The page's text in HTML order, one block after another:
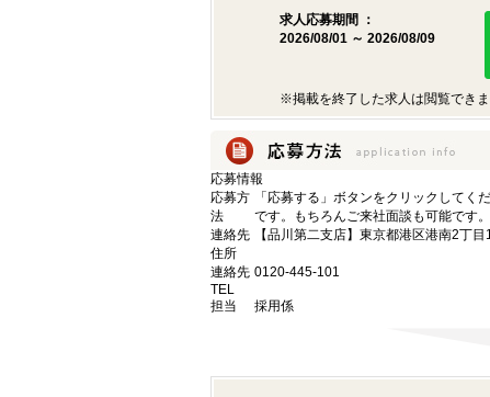
求人応募期間 ：
2026/08/01 ～ 2026/08/09
※掲載を終了した求人は閲覧でき
応募情報
応募方
法
「応募する」ボタンをクリックして
です。もちろんご来社面談も可能です
連絡先
住所
【品川第二支店】東京都港区港南2丁
連絡先
TEL
0120-445-101
担当 採用係